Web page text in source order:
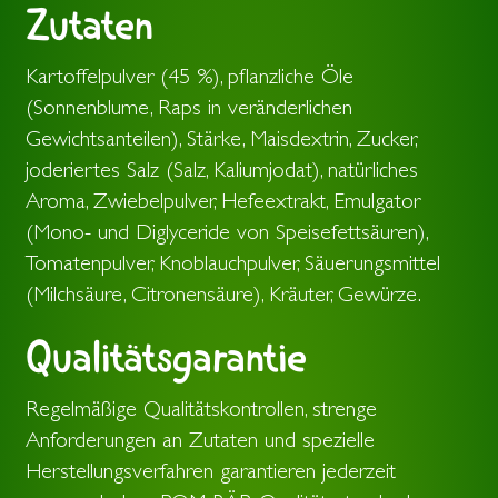
Salz
Davon Zucker
Eiweiß 2 %
Salz 7 %
Zutaten
Kartoffelpulver (45 %), pflanzliche Öle
(Sonnenblume, Raps in veränderlichen
Gewichtsanteilen), Stärke, Maisdextrin, Zucker,
joderiertes Salz (Salz, Kaliumjodat), natürliches
Aroma, Zwiebelpulver, Hefeextrakt, Emulgator
(Mono- und Diglyceride von Speisefettsäuren),
Tomatenpulver, Knoblauchpulver, Säuerungsmittel
(Milchsäure, Citronensäure), Kräuter, Gewürze.
Qualitätsgarantie
Regelmäßige Qualitätskontrollen, strenge
Anforderungen an Zutaten und spezielle
Herstellungsverfahren garantieren jederzeit